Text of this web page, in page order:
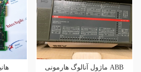
ماژول آنالوگ هارمونی ABB